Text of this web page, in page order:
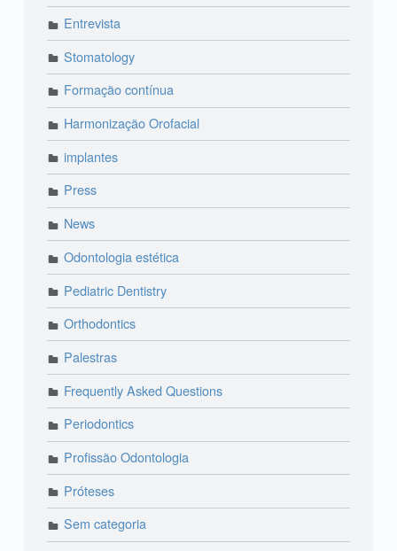
Entrevista
Stomatology
Formação contínua
Harmonização Orofacial
implantes
Press
News
Odontologia estética
Pediatric Dentistry
Orthodontics
Palestras
Frequently Asked Questions
Periodontics
Profissão Odontologia
Próteses
Sem categoria